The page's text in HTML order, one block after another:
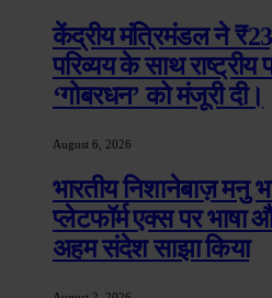
केंद्रीय मंत्रिमंडल ने
परिव्यय के साथ
‘गोबरधन’ को मंजूरी दी।
August 6, 2026
भारतीय निशानेबाज़ मनु
प्लेटफॉर्म एक्स पर भाषा
अहम संदेश साझा किया